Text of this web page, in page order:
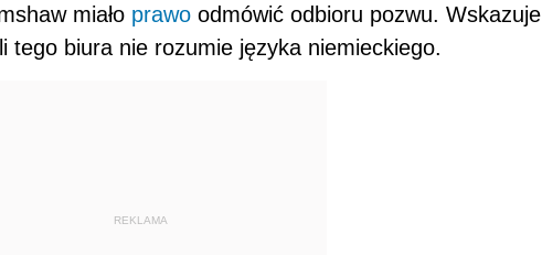
miało prawo odmówić odbioru pozwu. Wskazuje
tego biura nie rozumie języka niemieckiego.
REKLAMA